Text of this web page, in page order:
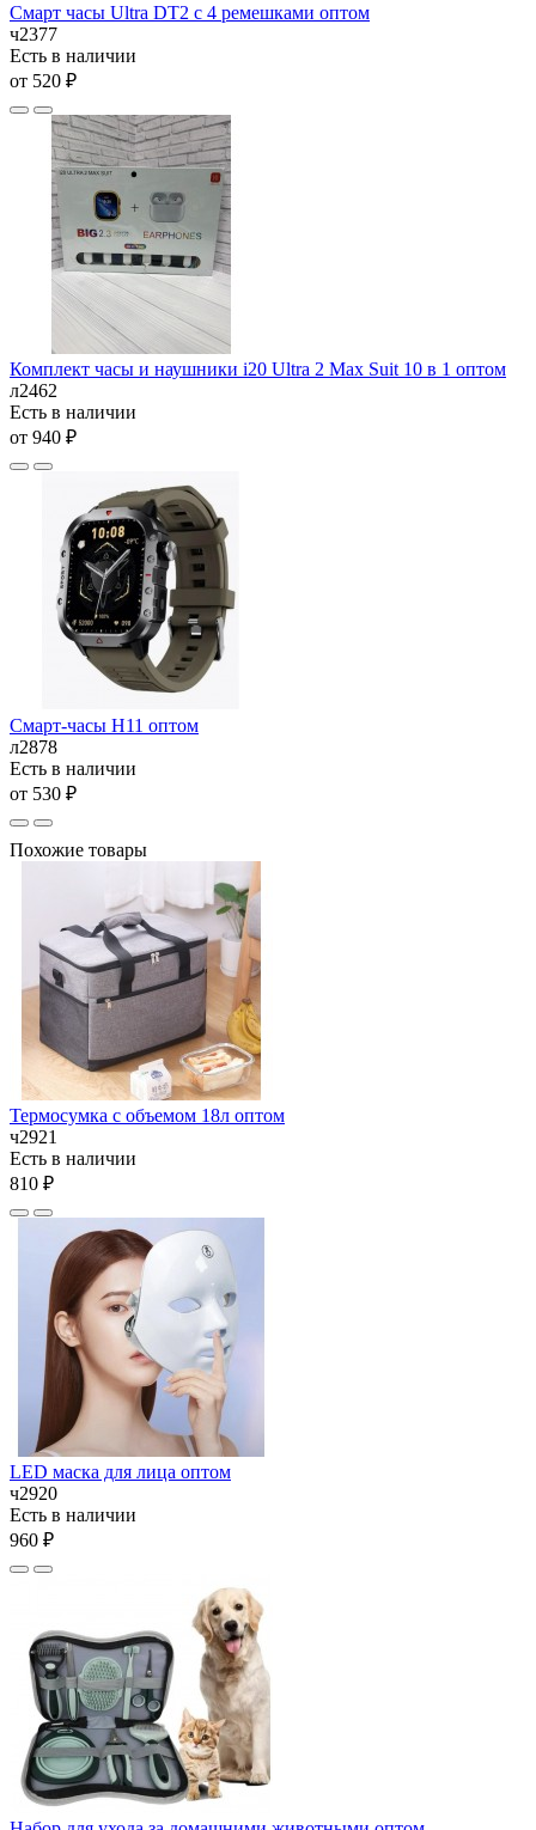
Смарт часы Ultra DT2 с 4 ремешками оптом
ч2377
Есть в наличии
от 520 ₽
Комплект часы и наушники i20 Ultra 2 Max Suit 10 в 1 оптом
л2462
Есть в наличии
от 940 ₽
Смарт-часы H11 оптом
л2878
Есть в наличии
от 530 ₽
Похожие товары
Термосумка с объемом 18л оптом
ч2921
Есть в наличии
810 ₽
LED маска для лица оптом
ч2920
Есть в наличии
960 ₽